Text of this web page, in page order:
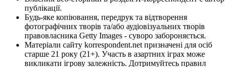
публікації.
Будь-яке копіювання, передрук та відтворення
фотографічних творів та/або аудіовізуальних творів
правовласника Getty Images - суворо забороняється.
Матеріали сайту korrespondent.net призначені для осіб
старше 21 року (21+). Участь в азартних іграх може
викликати ігрову залежність. Дотримуйтесь правил